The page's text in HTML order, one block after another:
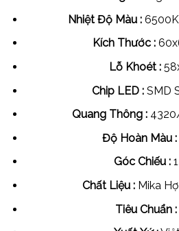
Nhiệt Độ Màu :
Kích Thước :
Lỗ Khoét :
Chip LED : SMD
Quang Thông :
Độ Hoàn Màu :
Góc Chiếu :
Chất Liệu : Mika
Tiêu Chuẩn :